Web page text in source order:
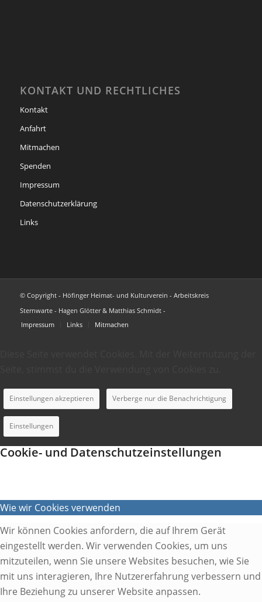
KONTAKT UND RECHTLICHES
Kontakt
Anfahrt
Mitmachen
Spenden
Impressum
Datenschutzerklärung
Links
© Copyright - Höfinger Heimat- und Kulturverein - Arbeitskreis
Sternwarte - Hagen Glötter & Matthias Schmidt -
Impressum
Links Mitmachen
Einstellungen akzeptieren Verberge nur die Benachrichtigung
Einstellungen
Cookie- und Datenschutzeinstellungen
Wie wir Cookies verwenden
Wir können Cookies anfordern, die auf Ihrem Gerät
eingestellt werden. Wir verwenden Cookies, um uns
mitzuteilen, wenn Sie unsere Websites besuchen, wie Sie
mit uns interagieren, Ihre Nutzererfahrung verbessern und
Ihre Beziehung zu unserer Website anpassen.